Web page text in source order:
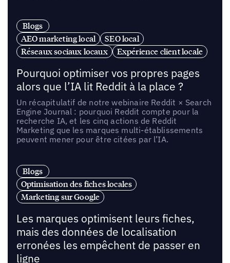
Blogs
AEO marketing local
SEO local
Réseaux sociaux locaux
Expérience client locale
Pourquoi optimiser vos propres pages
alors que l’IA lit Reddit à la place ?
Un récapitulatif de notre webinaire Reddit × Search
Engine Journal : pourquoi Reddit compte pour la
recherche IA, et les cinq actions de Reddit
Marketing que les marques multi-établissements
peuvent mener pour être citées par l’IA.
Blogs
Optimisation des fiches locales
Marketing sur Google
Les marques optimisent leurs fiches,
mais des données de localisation
erronées les empêchent de passer en
ligne